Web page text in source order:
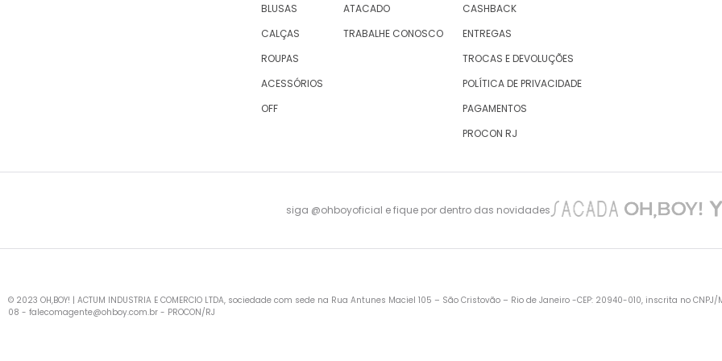
BLUSAS
CALÇAS
ROUPAS
ACESSÓRIOS
OFF
ATACADO
TRABALHE CONOSCO
CASHBACK
ENTREGAS
TROCAS E DEVOLUÇÕES
POLÍTICA DE PRIVACIDADE
PAGAMENTOS
PROCON RJ
siga @ohboyoficial e fique por dentro das novidades
© 2023 OH,BOY! | ACTUM INDUSTRIA E COMERCIO LTDA, sociedade com sede na Rua Antunes Maciel 105 – São Cristovão – Rio de Janeiro -CEP: 20940-010, inscrita no
08 - falecomagente@ohboy.com.br - PROCON/RJ